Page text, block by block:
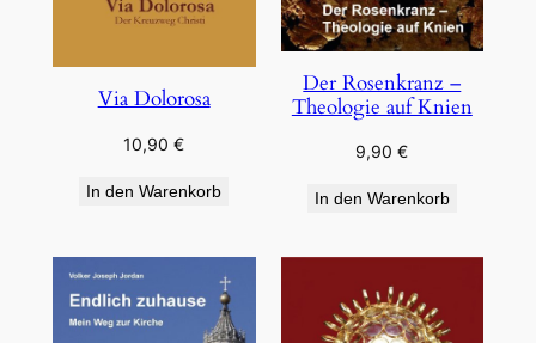
Via Dolorosa
10,90€
In den Warenkorb
Der Rosenkranz –
Theologie auf Knien
9,90€
In den Warenkorb